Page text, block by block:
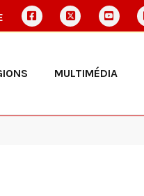
MULTIMÉDIA